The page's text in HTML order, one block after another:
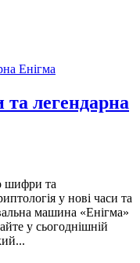
легендарна
шифри та
у нові часи та
машина «Енігма»
у сьогоднішній